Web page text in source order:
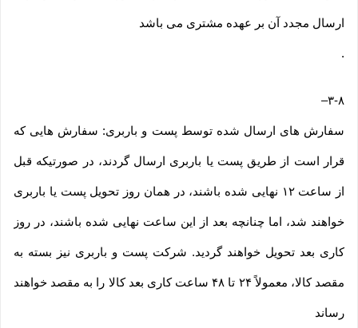
ارسال مجدد آن بر عهده مشتری می باشد
.
۳-۸–
سفارش های ارسال شده توسط پست و باربری: سفارش هایی که
قرار است از طریق پست یا باربری ارسال گردند، در صورتیکه قبل
از ساعت ۱۲ نهایی شده باشند، در همان روز تحویل پست یا باربری
خواهند شد، اما چنانچه بعد از این ساعت نهایی شده باشند، در روز
کاری بعد تحویل خواهند گردید. شرکت پست و باربری نیز بسته به
مقصد کالا، معمولاً ۲۴ تا ۴۸ ساعت کاری بعد کالا را به مقصد خواهند
رساند